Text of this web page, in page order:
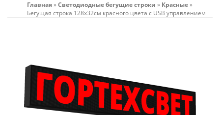
Главная»Светодиодные бегущие строки » Красные»
Бегущая строка 128x32см красного цвета c USB управлением